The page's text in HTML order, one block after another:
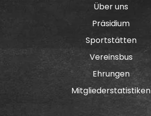
Über uns
Präsidium
Sportstätten
Vereinsbus
Ehrungen
Mitgliederstatistiken